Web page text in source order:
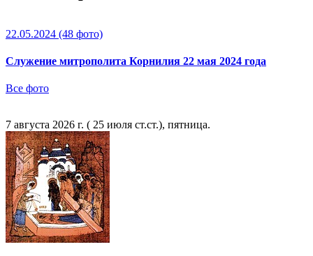
22.05.2024 (48 фото)
Служение митрополита Корнилия 22 мая 2024 года
Все фото
7 августа 2026 г. ( 25 июля ст.ст.), пятница.